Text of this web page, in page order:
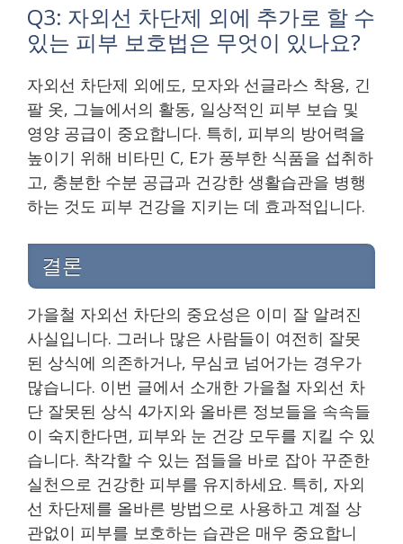
Q3: 자외선 차단제 외에 추가로 할 수
있는 피부 보호법은 무엇이 있나요?
자외선 차단제 외에도, 모자와 선글라스 착용, 긴
팔 옷, 그늘에서의 활동, 일상적인 피부 보습 및
영양 공급이 중요합니다. 특히, 피부의 방어력을
높이기 위해 비타민 C, E가 풍부한 식품을 섭취하
고, 충분한 수분 공급과 건강한 생활습관을 병행
하는 것도 피부 건강을 지키는 데 효과적입니다.
결론
가을철 자외선 차단의 중요성은 이미 잘 알려진
사실입니다. 그러나 많은 사람들이 여전히 잘못
된 상식에 의존하거나, 무심코 넘어가는 경우가
많습니다. 이번 글에서 소개한 가을철 자외선 차
단 잘못된 상식 4가지와 올바른 정보들을 속속들
이 숙지한다면, 피부와 눈 건강 모두를 지킬 수 있
습니다. 착각할 수 있는 점들을 바로 잡아 꾸준한
실천으로 건강한 피부를 유지하세요. 특히, 자외
선 차단제를 올바른 방법으로 사용하고 계절 상
관없이 피부를 보호하는 습관은 매우 중요합니